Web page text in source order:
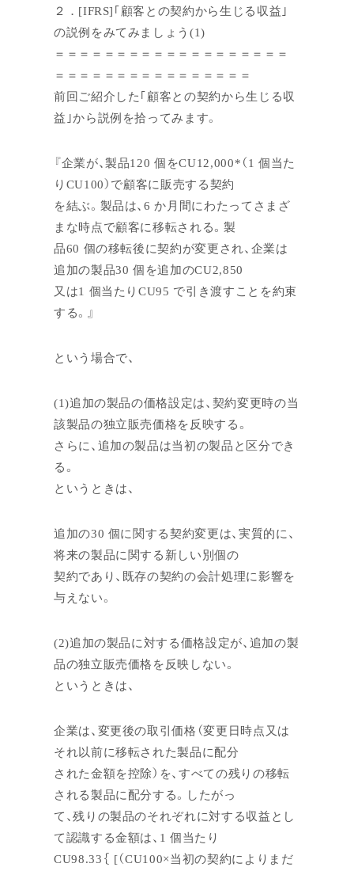
２．[IFRS]｢顧客との契約から生じる収益｣
の説例をみてみましょう(1)
＝＝＝＝＝＝＝＝＝＝＝＝＝＝＝＝＝＝＝
＝＝＝＝＝＝＝＝＝＝＝＝＝＝＝＝
前回ご紹介した｢顧客との契約から生じる収
益｣から説例を拾ってみます。
『企業が、製品120 個をCU12,000*（1 個当た
りCU100）で顧客に販売する契約
を結ぶ。製品は、6 か月間にわたってさまざ
まな時点で顧客に移転される。製
品60 個の移転後に契約が変更され、企業は
追加の製品30 個を追加のCU2,850
又は1 個当たりCU95 で引き渡すことを約束
する。』
という場合で、
(1)追加の製品の価格設定は、契約変更時の当
該製品の独立販売価格を反映する。
さらに、追加の製品は当初の製品と区分でき
る。
というときは、
追加の30 個に関する契約変更は、実質的に、
将来の製品に関する新しい別個の
契約であり、既存の契約の会計処理に影響を
与えない。
(2)追加の製品に対する価格設定が、追加の製
品の独立販売価格を反映しない。
というときは、
企業は、変更後の取引価格（変更日時点又は
それ以前に移転された製品に配分
された金額を控除）を、すべての残りの移転
される製品に配分する。したがっ
て、残りの製品のそれぞれに対する収益とし
て認識する金額は、1 個当たり
CU98.33｛ [（CU100×当初の契約によりまだ